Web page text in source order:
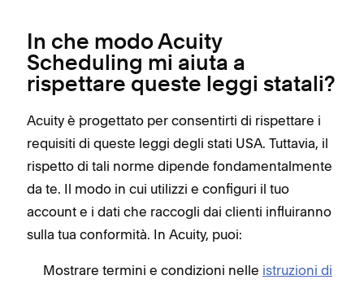
In che modo Acuity
Scheduling mi aiuta a
rispettare queste leggi statali?
Acuity è progettato per consentirti di rispettare i
requisiti di queste leggi degli stati USA. Tuttavia, il
rispetto di tali norme dipende fondamentalmente
da te. Il modo in cui utilizzi e configuri il tuo
account e i dati che raccogli dai clienti influiranno
sulla tua conformità. In Acuity, puoi:
Mostrare termini e condizioni nelle istruzioni di